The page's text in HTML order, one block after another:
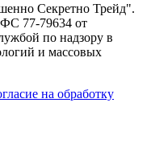
Секретно Трейд".
77-79634 от
по надзору в
и массовых
на обработку